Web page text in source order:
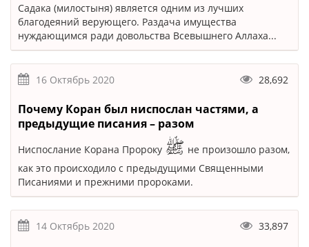
Садака (милостыня) является одним из лучших
благодеяний верующего. Раздача имущества
нуждающимся ради довольства Всевышнего Аллаха...
16 Октябрь 2020 28,692
Почему Коран был ниспослан частями, а
предыдущие писания – разом
Ниспослание Корана Пророку ﷺ не произошло разом,
как это происходило с предыдущими Священными
Писаниями и прежними пророками.
14 Октябрь 2020 33,897